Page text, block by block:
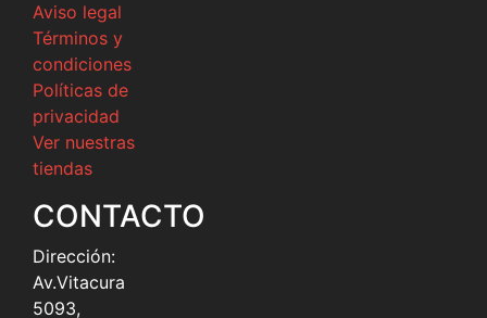
Aviso legal
Términos y
condiciones
Políticas de
privacidad
Ver nuestras
tiendas
CONTACTO
Dirección:
Av.Vitacura
5093,